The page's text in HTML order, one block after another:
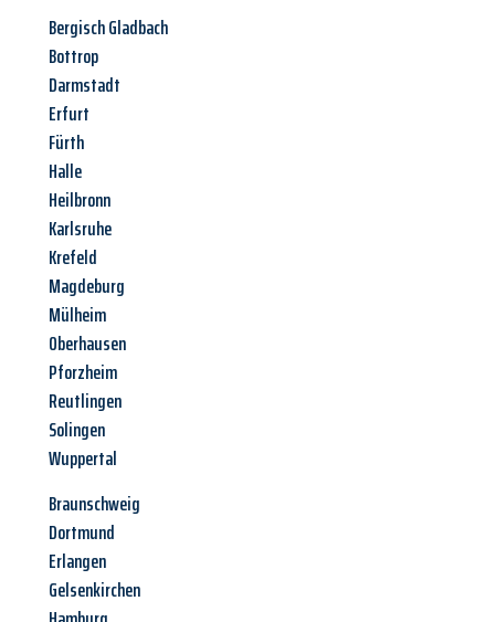
Bergisch Gladbach
Bottrop
Darmstadt
Erfurt
Fürth
Halle
Heilbronn
Karlsruhe
Krefeld
Magdeburg
Mülheim
Oberhausen
Pforzheim
Reutlingen
Solingen
Wuppertal
Braunschweig
Dortmund
Erlangen
Gelsenkirchen